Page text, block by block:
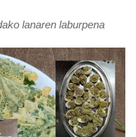
lanaren laburpena